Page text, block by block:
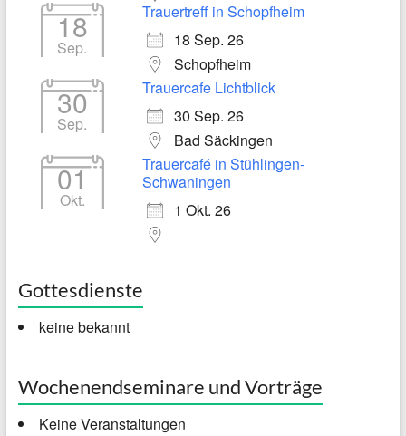
18
Sep.
Trauertreff in Schopfheim
18 Sep. 26
Schopfheim
30
Sep.
Trauercafe Lichtblick
30 Sep. 26
Bad Säckingen
01
Okt.
Trauercafé in Stühlingen-
Schwaningen
1 Okt. 26
Gottesdienste
keine bekannt
Wochenendseminare und Vorträge
Keine Veranstaltungen